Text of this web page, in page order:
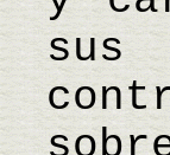
sus